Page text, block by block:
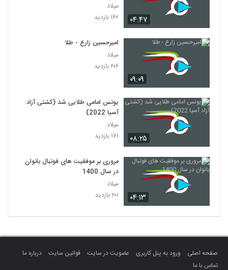
۰۴:۴۷
میلاد
۱۶۲ بازدید
۰۹:۰۹
امیرحسین زارع - طلا
میلاد
۲۰۶ بازدید
۰۸:۲۵
یونس امامی طلایی شد (کشتی آزاد
آسیا 2022)
میلاد
۱۷۱ بازدید
۰۴:۱۳
مروری بر موفقیت های فوتبال بانوان
در سال 1400
میلاد
۲۰۱ بازدید
صفحه اصلی ورود به پنل کاربری عضویت در سایت قوانین سایت
درباره ما
تماس با ما